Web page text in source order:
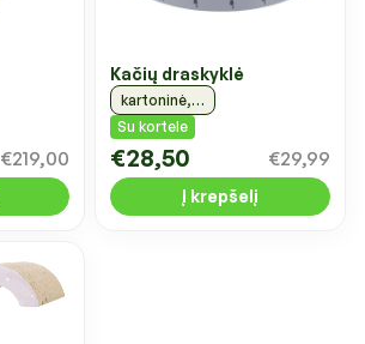
€219,00
Kačių draskyklė
kartoninė, violetinė , 45x10 cm
Su kortele
€28,50 €29,99
Į krepšelį